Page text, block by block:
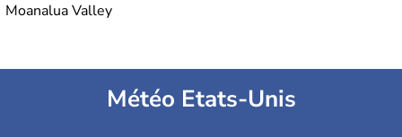
Moanalua Valley
Météo Etats-Unis